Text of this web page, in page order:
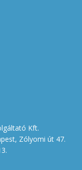
Kft.
Zólyomi út 47.